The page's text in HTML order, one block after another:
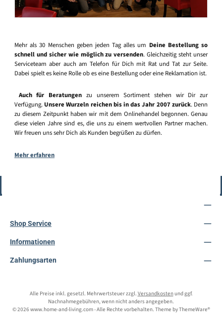
Mehr als 30 Menschen geben jeden Tag alles um Deine Bestellung so
schnell und sicher wie möglich zu versenden. Gleichzeitig steht unser
Serviceteam aber auch am Telefon für Dich mit Rat und Tat zur Seite.
Dabei spielt es keine Rolle ob es eine Bestellung oder eine Reklamation ist.
Auch für Beratungen zu unserem Sortiment stehen wir Dir zur
Verfügung. Unsere Wurzeln reichen bis in das Jahr 2007 zurück. Denn
zu diesem Zeitpunkt haben wir mit dem Onlinehandel begonnen. Genau
diese vielen Jahre sind es, die uns zu einem wertvollen Partner machen.
Wir freuen uns sehr Dich als Kunden begrüßen zu dürfen.
Mehr erfahren
Shop Service
Informationen
Zahlungsarten
Alle Preise inkl. gesetzl. Mehrwertsteuer zzgl. Versandkostenund ggf.
Nachnahmegebühren, wenn nicht anders angegeben.
© 2026 www.home-and-living.com - Alle Rechte vorbehalten. Theme byThemeWare®